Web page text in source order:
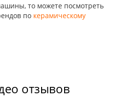
то можете посмотреть
по керамическому
отзывов